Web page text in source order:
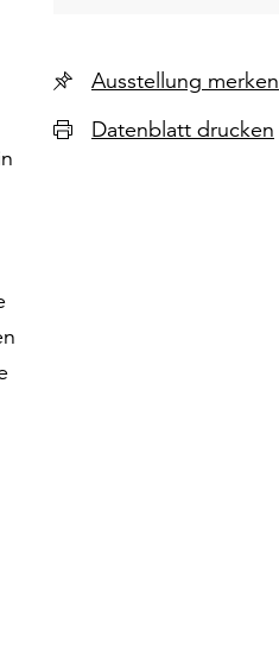
Ausstellung merken
Datenblatt drucken